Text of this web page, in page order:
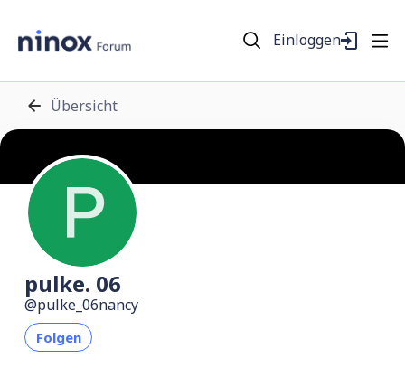
Einloggen
Übersicht
pulke. 06
pulke_06nancy
Folgen